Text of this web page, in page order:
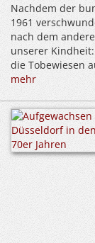
Nachdem der
1961
nach dem
unserer
die Tobewiesen
mehr